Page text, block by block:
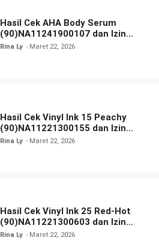
Hasil Cek AHA Body Serum
(90)NA11241900107 dan Izin
BPOM
Rina Ly Maret 22, 2026
Hasil Cek Vinyl Ink 15 Peachy
(90)NA11221300155 dan Izin
BPOM
Rina Ly Maret 22, 2026
Hasil Cek Vinyl Ink 25 Red-Hot
(90)NA11221300603 dan Izin
BPOM
Rina Ly Maret 22, 2026